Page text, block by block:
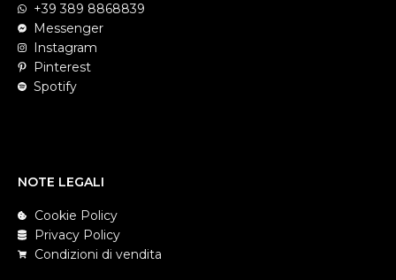
+39 389 8868839
Messenger
Instagram
Pinterest
Spotify
NOTE LEGALI
Cookie Policy
Privacy Policy
Condizioni di vendita